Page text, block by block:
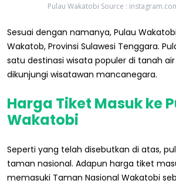
Pulau Wakatobi Source :
Sesuai dengan namanya, Pulau
Wakatob, Provinsi Sulawesi Tenggara.
satu destinasi wisata populer di tanah
dikunjungi wisatawan mancanegara.
Harga Tiket Masuk ke
Wakatobi
Seperti yang telah disebutkan di atas,
taman nasional. Adapun harga tiket
memasuki Taman Nasional Wakatobi